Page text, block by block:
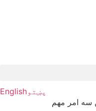
پښتوEnglish
سه امر مهم